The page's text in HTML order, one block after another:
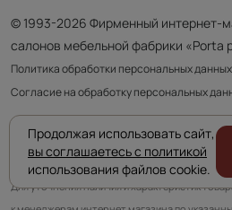
© 1993-2026 Фирменный интернет-
салонов мебельной фабрики «Porta
Политика обработки персональных данных
Согласие на обработку персональных
Приведенная на сайте информация не
и носит информационно ознакомительный
Для уточнения наличия и характеристик
Продолжая использовать сайт,
вы соглашаетесь с политикой
использования файлов cookie.